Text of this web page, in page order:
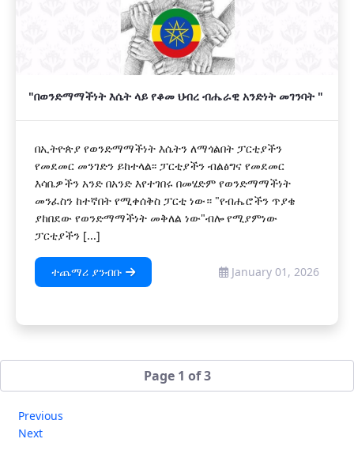
"በወንድማማችነት እሴት ላይ የቆመ ህብረ ብሔራዊ አንድነት መገንባት "
በኢትዮጵያ የወንድማማችነት እሴትን ለማጎልበት ፓርቲያችን
የመደመር መንገድን ይከተላል፡፡ ፓርቲያችን ብልፅግና የመደመር
እሳቤዎችን አንድ በአንድ እየተገበሩ በመሄድም የወንድማማችነት
መንፈስን ከተኛበት የሚቀሰቅስ ፓርቲ ነው። "የብሔሮችን ጥያቄ
ያከበደው የወንድማማችነት መቅለል ነው"ብሎ የሚያምነው
ፓርቲያችን [...]
ተጨማሪ ያንብቡ January 01, 2026
Page 1 of 3
Previous
Next